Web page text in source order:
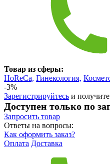
Товар из сферы:
HoReCa, Гинекология,
-3%
Зарегистрируйтесь и
Доступен только по
Запросить товар
Ответы на вопросы:
Как оформить заказ?
Оплата Доставка